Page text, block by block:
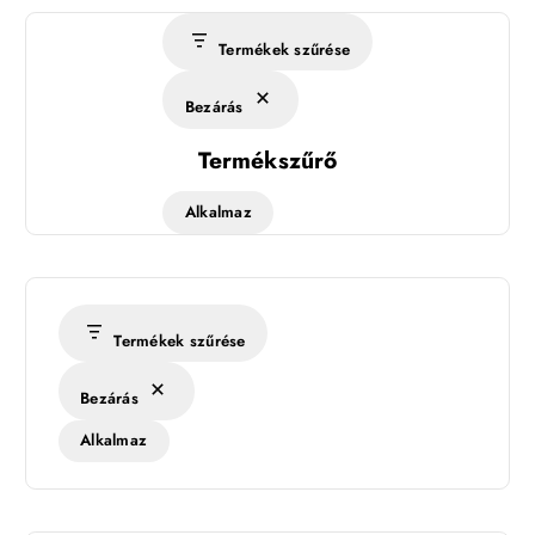
Termékek szűrése
Bezárás
Termékszűrő
Alkalmaz
Termékek szűrése
Bezárás
Alkalmaz